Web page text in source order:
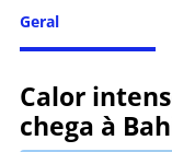
Geral
Calor
chega à